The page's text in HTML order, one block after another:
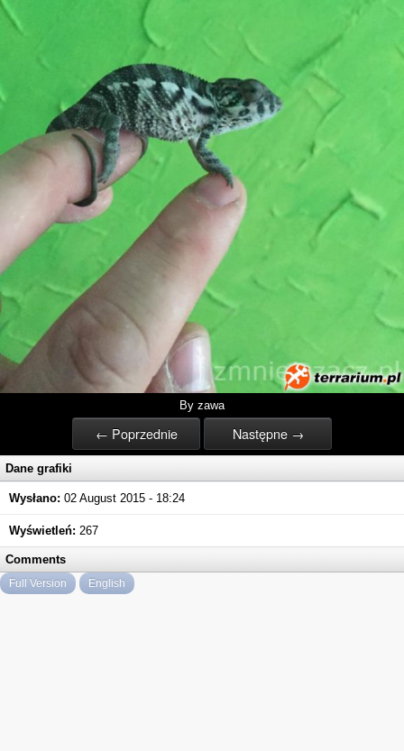
By zawa
← Poprzednie Następne →
Dane grafiki
Wysłano: 02 August 2015 - 18:24
Wyświetleń: 267
Comments
Full Version English